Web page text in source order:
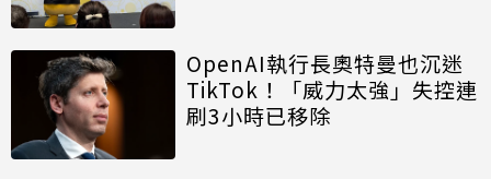
OpenAI執行長奧特曼也沉迷
TikTok！「威力太強」失控連
刷3小時已移除